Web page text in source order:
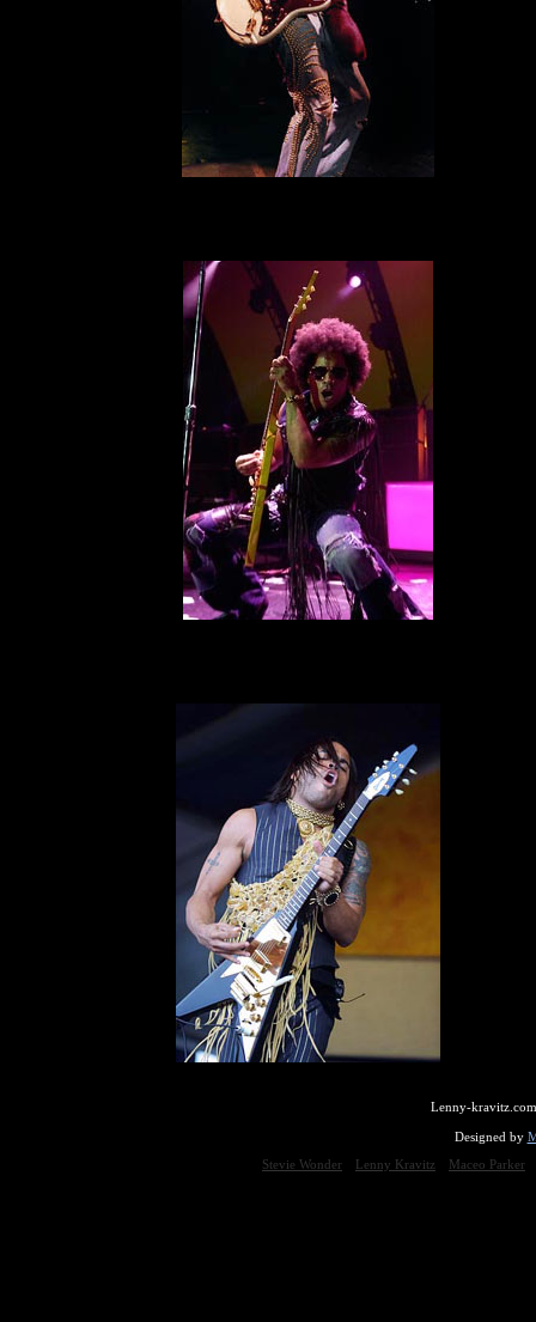
Lenny-
Designed by
Stevie Wonder
Lenny Kravitz Maceo Parker